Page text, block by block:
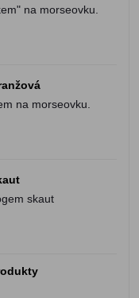
na morseovku.
na morseovku.
skaut